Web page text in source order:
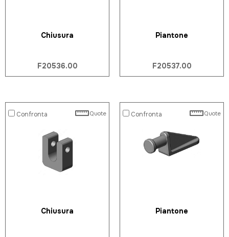
Chiusura
F20536.00
Piantone
F20537.00
Confronta Quote
Chiusura
Confronta Quote
Piantone